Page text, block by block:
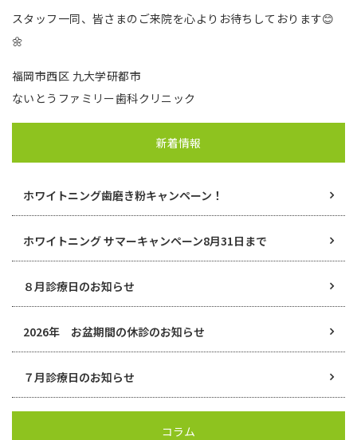
スタッフ一同、皆さまのご来院を心よりお待ちしております😊
🌼
福岡市西区 九大学研都市
ないとうファミリー歯科クリニック
新着情報
ホワイトニング歯磨き粉キャンペーン！
ホワイトニング サマーキャンペーン8月31日まで
８月診療日のお知らせ
2026年 お盆期間の休診のお知らせ
７月診療日のお知らせ
コラム